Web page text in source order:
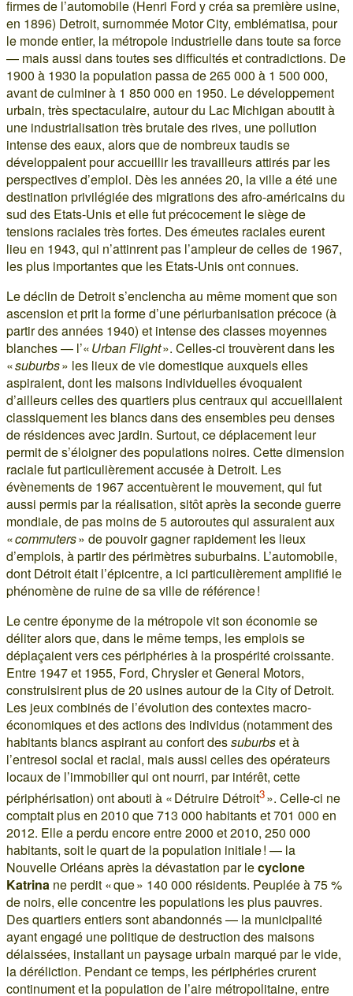
firmes de l’automobile (Henri Ford y créa sa première usine,
en 1896) Detroit, surnommée Motor City, emblématisa, pour
le monde entier, la métropole industrielle dans toute sa force
— mais aussi dans toutes ses difficultés et contradictions. De
1900 à 1930 la population passa de 265 000 à 1 500 000,
avant de culminer à 1 850 000 en 1950. Le développement
urbain, très spectaculaire, autour du Lac Michigan aboutit à
une industrialisation très brutale des rives, une pollution
intense des eaux, alors que de nombreux taudis se
développaient pour accueillir les travailleurs attirés par les
perspectives d’emploi. Dès les années 20, la ville a été une
destination privilégiée des migrations des afro-américains du
sud des Etats-Unis et elle fut précocement le siège de
tensions raciales très fortes. Des émeutes raciales eurent
lieu en 1943, qui n’attinrent pas l’ampleur de celles de 1967,
les plus importantes que les Etats-Unis ont connues.
Le déclin de Detroit s’enclencha au même moment que son
ascension et prit la forme d’une périurbanisation précoce (à
partir des années 1940) et intense des classes moyennes
blanches — l’«Urban Flight». Celles-ci trouvèrent dans les
«suburbs» les lieux de vie domestique auxquels elles
aspiraient, dont les maisons individuelles évoquaient
d’ailleurs celles des quartiers plus centraux qui accueillaient
classiquement les blancs dans des ensembles peu denses
de résidences avec jardin. Surtout, ce déplacement leur
permit de s’éloigner des populations noires. Cette dimension
raciale fut particulièrement accusée à Detroit. Les
évènements de 1967 accentuèrent le mouvement, qui fut
aussi permis par la réalisation, sitôt après la seconde guerre
mondiale, de pas moins de 5 autoroutes qui assuraient aux
«commuters» de pouvoir gagner rapidement les lieux
d’emplois, à partir des périmètres suburbains. L’automobile,
dont Détroit était l’épicentre, a ici particulièrement amplifié le
phénomène de ruine de sa ville de référence !
Le centre éponyme de la métropole vit son économie se
déliter alors que, dans le même temps, les emplois se
déplaçaient vers ces périphéries à la prospérité croissante.
Entre 1947 et 1955, Ford, Chrysler et General Motors,
construisirent plus de 20 usines autour de la City of Detroit.
Les jeux combinés de l’évolution des contextes macro-
économiques et des actions des individus (notamment des
habitants blancs aspirant au confort dessuburbset à
l’entresoi social et racial, mais aussi celles des opérateurs
locaux de l’immobilier qui ont nourri, par intérêt, cette
périphérisation) ont abouti à « Détruire Détroit3». Celle-ci ne
comptait plus en 2010 que 713 000 habitants et 701 000 en
2012. Elle a perdu encore entre 2000 et 2010, 250 000
habitants, soit le quart de la population initiale ! — la
Nouvelle Orléans après la dévastation par lecyclone
Katrina ne perdit « que » 140 000 résidents. Peuplée à 75 %
de noirs, elle concentre les populations les plus pauvres.
Des quartiers entiers sont abandonnés — la municipalité
ayant engagé une politique de destruction des maisons
délaissées, installant un paysage urbain marqué par le vide,
la déréliction. Pendant ce temps, les périphéries crurent
continument et la population de l’aire métropolitaine, entre